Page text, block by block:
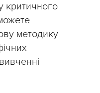
критичного
методику